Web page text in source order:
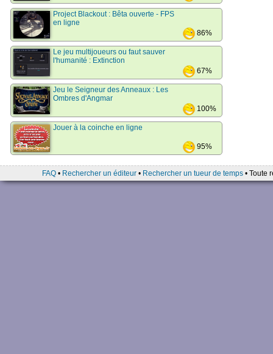
Project Blackout : Bêta ouverte - FPS
en ligne
86%
Le jeu multijoueurs ou faut sauver
l'humanité : Extinction
67%
Jeu le Seigneur des Anneaux : Les
Ombres d'Angmar
100%
Jouer à la coinche en ligne
95%
FAQ• Rechercher un éditeur• Rechercher un tueur de temps• Toute